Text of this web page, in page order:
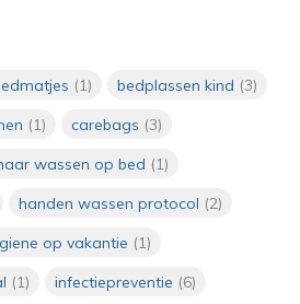
zorgprofessionals
Verzorgend wassen met vochtige
hygiënisch
Wanneer moet je handen wassen
(1) bedplassen kind (3)
(1) carebags (3)
wassen op bed (1)
handen wassen protocol (2)
op vakantie (1)
(1) infectiepreventie (6)